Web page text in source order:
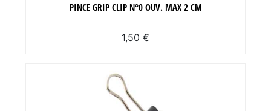
PINCE GRIP CLIP N°0 OUV. MAX 2 CM
1,50 €